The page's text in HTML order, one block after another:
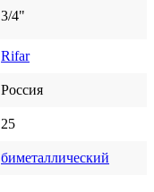
3/4"
Rifar
Россия
25
биметаллический